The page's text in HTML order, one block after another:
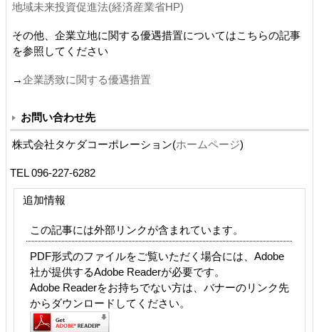
地域未来投資促進法(経済産業省HP)
その他、企業立地に関する優遇措置についてはこちらの記事
を参照してください
→企業誘致に関する優遇措置
お問い合わせ先
株式会社タケダコーポレーション(ホームページ)
TEL 096-227-6282
追加情報
この記事には外部リンクが含まれています。
PDF形式のファイルをご覧いただく場合には、Adobe
社が提供するAdobe Readerが必要です。
Adobe Readerをお持ちでない方は、バナーのリンク先
からダウンロードしてください。